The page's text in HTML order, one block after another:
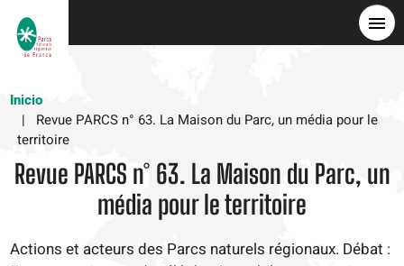
Inicio
Revue PARCS n° 63. La Maison du Parc, un média pour le
territoire
Revue PARCS n° 63. La Maison du Parc, un
média pour le territoire
Actions et acteurs des Parcs naturels régionaux. Débat :